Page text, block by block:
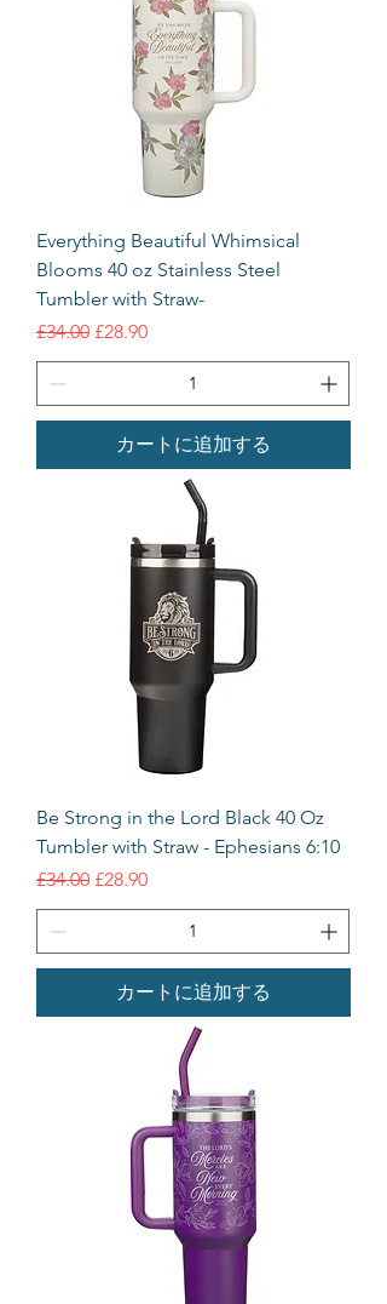
Everything Beautiful Whimsical
Blooms 40 oz Stainless Steel
Tumbler with Straw-
通常価格
£34.00 セール価格
£28.90
カートに追加する
Be Strong in the Lord Black 40 Oz
Tumbler with Straw - Ephesians 6:10
通常価格
£34.00 セール価格
£28.90
カートに追加する